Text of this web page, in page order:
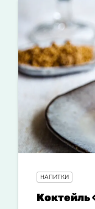
НАПИТКИ
Коктейль